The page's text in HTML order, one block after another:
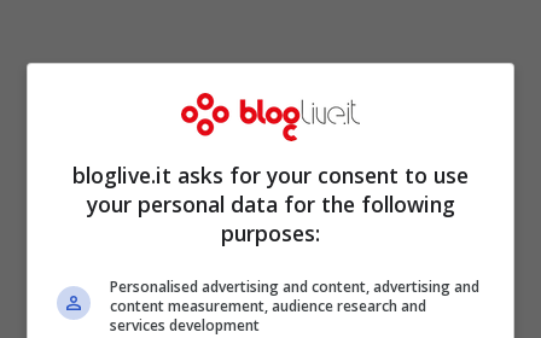
E se Fido fosse diffidente nei confronti di
iCPooch offre una soluzione: la possibilità
bloglive.it asks for your consent to use
your personal data for the following
purposes:
Personalised advertising and content, advertising and
content measurement, audience research and
services development